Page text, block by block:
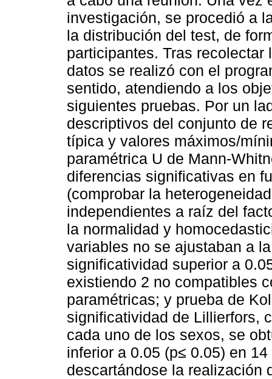
investigación, se procedió a
la distribución del test, de
participantes. Tras
datos se realizó con el
sentido, atendiendo a los
siguientes pruebas. Por un
descriptivos del conjunto de
típica y valores máximos/
paramétrica U de Mann-
diferencias significativas en
(comprobar la
independientes a raíz del
la normalidad y
variables no se ajustaban a
significatividad superior a
existiendo 2 no compatibles
paramétricas; y prueba de
significatividad de Lillierfors,
cada uno de los sexos, se
inferior a 0.05 (p≤ 0.05) en
descartándose la realización